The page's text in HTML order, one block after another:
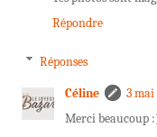
Répondre
Réponses
Céline
3 mai
Merci beaucoup